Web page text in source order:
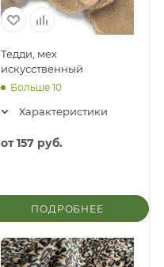
Тедди, мех
искусственный
Больше 10
Характеристики
от157 руб.
ПОДРОБНЕЕ